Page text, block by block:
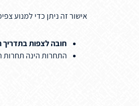
אישור זה ניתן כדי למנוע
חובה לצפות בתדריך
התחרות הינה תחרות